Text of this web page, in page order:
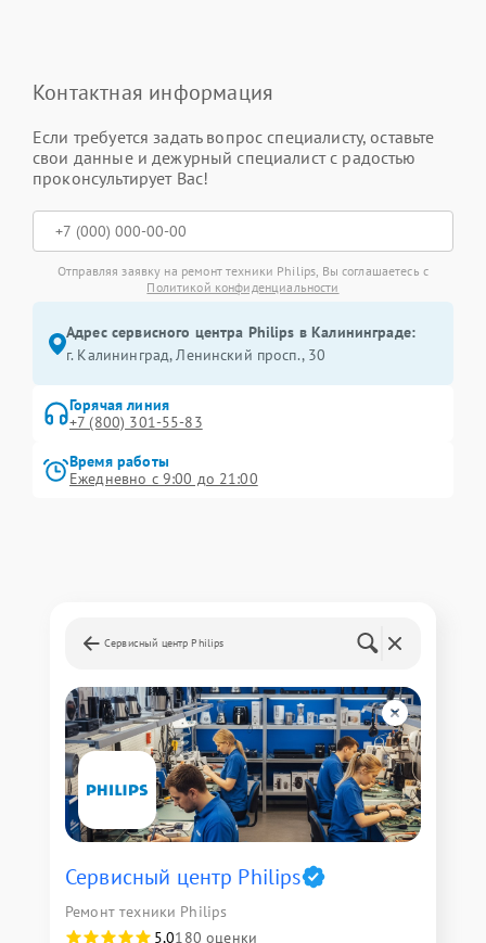
Контактная информация
Если требуется задать вопрос специалисту, оставьте
свои данные и дежурный специалист с радостью
проконсультирует Вас!
Отправляя заявку на ремонт техники Philips, Вы соглашаетесь с
Политикой конфиденциальности
Адрес сервисного центра Philips в Калининграде:
г. Калининград, Ленинский просп., 30
Горячая линия
+7 (800) 301-55-83
Время работы
Ежедневно с 9:00 до 21:00
Сервисный центр Philips
Сервисный центр Philips
Ремонт техники Philips
5,0180 оценки